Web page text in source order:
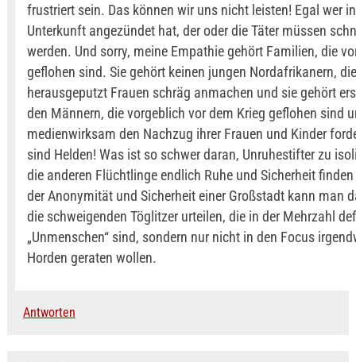
frustriert sein. Das können wir uns nicht leisten! Egal wer
Unterkunft angezündet hat, der oder die Täter müssen
werden. Und sorry, meine Empathie gehört Familien, die
geflohen sind. Sie gehört keinen jungen Nordafrikanern,
herausgeputzt Frauen schräg anmachen und sie gehört
den Männern, die vorgeblich vor dem Krieg geflohen sind
medienwirksam den Nachzug ihrer Frauen und Kinder
sind Helden! Was ist so schwer daran, Unruhestifter zu
die anderen Flüchtlinge endlich Ruhe und Sicherheit
der Anonymität und Sicherheit einer Großstadt kann man
die schweigenden Töglitzer urteilen, die in der Mehrzahl
„Unmenschen“ sind, sondern nur nicht in den Focus
Horden geraten wollen.
Antworten